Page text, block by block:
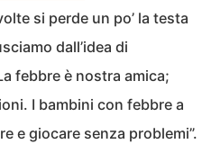
si perde un po’ la testa
dall’idea di
febbre è nostra amica;
I bambini con febbre a
e giocare senza problemi”.